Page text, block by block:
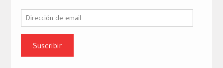
Dirección
email